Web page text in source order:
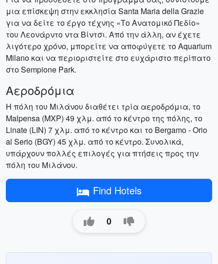
μια επίσκεψη στην εκκλησία Santa Maria della Grazie
για να δείτε το έργο τέχνης «Το Ανατομικό Πεδίο»
του Λεονάρντο ντα Βίντσι. Από την άλλη, αν έχετε
λιγότερο χρόνο, μπορείτε να αποφύγετε το Aquarium
Milano και να περιοριστείτε στο ευχάριστο περίπατο
στο Sempione Park.
Αεροδρόμια
Η πόλη του Μιλάνου διαθέτει τρία αεροδρόμια, το
Malpensa (MXP) 49 χλμ. από το κέντρο της πόλης, το
Linate (LIN) 7 χλμ. από το κέντρο και το Bergamo - Orio
al Serio (BGY) 45 χλμ. από το κέντρο. Συνολικά,
υπάρχουν πολλές επιλογές για πτήσεις προς την
πόλη του Μιλάνου.
Find Hotels
0